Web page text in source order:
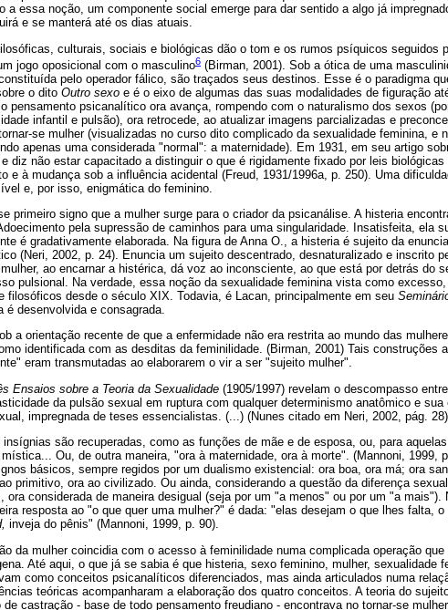
a essa noção, um componente social emerge para dar sentido a algo já
e se manterá até os dias atuais.
culturais, sociais e biológicas dão o tom e os rumos psíquicos seguidos
jogo oposicional com o masculino6 (Birman, 2001). Sob a ótica de uma
pelo operador fálico, são traçados seus destinos. Esse é o paradigma
o dito Outro sexo e é o eixo de algumas das suas modalidades de figuração
pensamento psicanalítico ora avança, rompendo com o naturalismo dos sexos
infantil e pulsão), ora retrocede, ao atualizar imagens parcializadas e
se mulher (visualizadas no curso dito complicado da sexualidade feminina, e
apenas uma considerada "normal": a maternidade). Em 1931, em seu artigo
diz não estar capacitado a distinguir o que é rigidamente fixado por leis
e à mudança sob a influência acidental (Freud, 1931/1996a, p. 250). Uma
e, por isso, enigmática do feminino.
primeiro signo que a mulher surge para o criador da psicanálise. A histeria
pela supressão de caminhos para uma singularidade. Insatisfeita, ela
é gradativamente elaborada. Na figura de Anna O., a histeria é sujeito da
(Neri, 2002, p. 24). Enuncia um sujeito descentrado, desnaturalizado e inscrito
ao encarnar a histérica, dá voz ao inconsciente, ao que está por detrás do
pulsional. Na verdade, essa noção da sexualidade feminina vista como
filosóficos desde o século XIX. Todavia, é Lacan, principalmente em seu
é desenvolvida e consagrada.
a orientação recente de que a enfermidade não era restrita ao mundo das
identificada com as desditas da feminilidade. (Birman, 2001) Tais construções
eram transmutadas ao elaborarem o vir a ser "sujeito mulher".
Ensaios sobre a Teoria da Sexualidade (1905/1997) revelam o descompasso
da pulsão sexual em ruptura com qualquer determinismo anatômico e
impregnada de teses essencialistas. (...) (Nunes citado em Neri, 2002, pág. 28)
insígnias são recuperadas, como as funções de mãe e de esposa, ou, para
Ou, de outra maneira, "ora à maternidade, ora à morte". (Mannoni, 1999,
básicos, sempre regidos por um dualismo existencial: ora boa, ora má; ora
primitivo, ora ao civilizado. Ou ainda, considerando a questão da diferença
ora considerada de maneira desigual (seja por um "a menos" ou por um "a
resposta ao "o que quer uma mulher?" é dada: "elas desejam o que lhes falta,
inveja do pênis" (Mannoni, 1999, p. 90).
da mulher coincidia com o acesso à feminilidade numa complicada operação
Até aqui, o que já se sabia é que histeria, sexo feminino, mulher, sexualidade
como conceitos psicanalíticos diferenciados, mas ainda articulados numa
teóricas acompanharam a elaboração dos quatro conceitos. A teoria do
de castração - base de todo pensamento freudiano - encontrava no tornar-se